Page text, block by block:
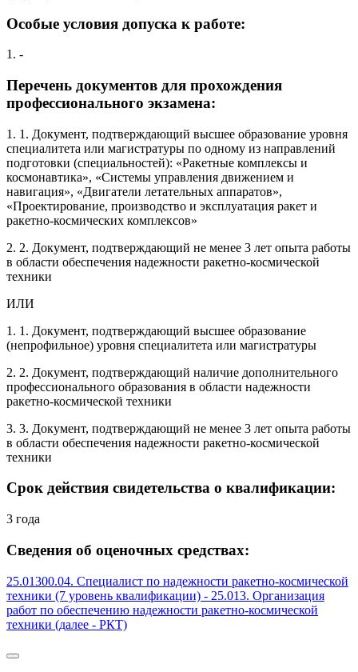
Особые условия допуска к работе:
1. -
Перечень документов для прохождения
профессионального экзамена:
1. 1. Документ, подтверждающий высшее образование уровня
специалитета или магистратуры по одному из направлений
подготовки (специальностей): «Ракетные комплексы и
космонавтика», «Системы управления движением и
навигация», «Двигатели летательных аппаратов»,
«Проектирование, производство и эксплуатация ракет и
ракетно-космических комплексов»
2. 2. Документ, подтверждающий не менее 3 лет опыта работы
в области обеспечения надежности ракетно-космической
техники
ИЛИ
1. 1. Документ, подтверждающий высшее образование
(непрофильное) уровня специалитета или магистратуры
2. 2. Документ, подтверждающий наличие дополнительного
профессионального образования в области надежности
ракетно-космической техники
3. 3. Документ, подтверждающий не менее 3 лет опыта работы
в области обеспечения надежности ракетно-космической
техники
Срок действия свидетельства о квалификации:
3 года
Сведения об оценочных средствах:
25.01300.04. Специалист по надежности ракетно-космической
техники (7 уровень квалификации) - 25.013. Организация
работ по обеспечению надежности ракетно-космической
техники (далее - РКТ)